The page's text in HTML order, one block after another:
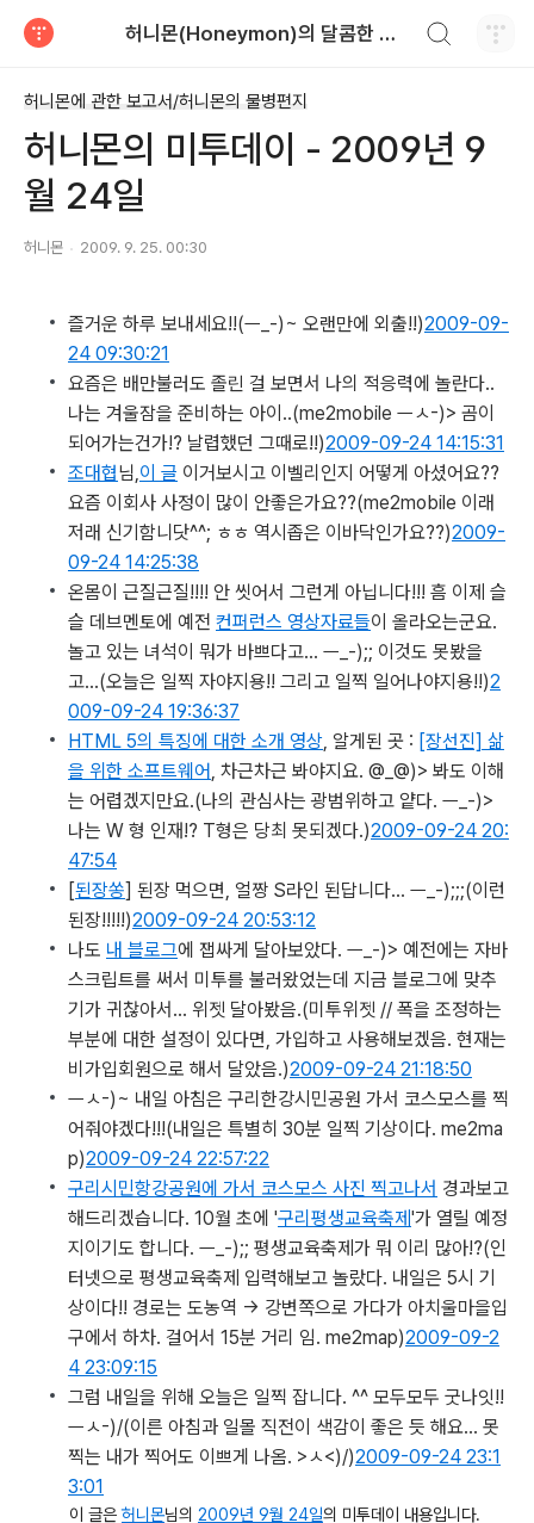
허니몬(Honeymon)의 달콤한 비행
허니몬에 관한 보고서/허니몬의 물병편지
허니몬의 미투데이 - 2009년 9
월 24일
허니몬 2009. 9. 25. 00:30
즐거운 하루 보내세요!!(ㅡ_-)~ 오랜만에 외출!!)2009-09-
24 09:30:21
요즘은 배만불러도 졸린 걸 보면서 나의 적응력에 놀란다..
나는 겨울잠을 준비하는 아이..(me2mobile ㅡㅅ-)> 곰이
되어가는건가!? 날렵했던 그때로!!)2009-09-24 14:15:31
조대협님,이 글 이거보시고 이벨리인지 어떻게 아셨어요??
요즘 이회사 사정이 많이 안좋은가요??(me2mobile 이래
저래 신기함니닷^^; ㅎㅎ 역시좁은 이바닥인가요??)2009-
09-24 14:25:38
온몸이 근질근질!!!! 안 씻어서 그런게 아닙니다!!! 흠 이제 슬
슬 데브멘토에 예전 컨퍼런스 영상자료들이 올라오는군요.
놀고 있는 녀석이 뭐가 바쁘다고… ㅡ_-);; 이것도 못봤을
고…(오늘은 일찍 자야지용!! 그리고 일찍 일어나야지용!!)2
009-09-24 19:36:37
HTML 5의 특징에 대한 소개 영상, 알게된 곳 : [장선진] 삶
을 위한 소프트웨어, 차근차근 봐야지요. @_@)> 봐도 이해
는 어렵겠지만요.(나의 관심사는 광범위하고 얕다. ㅡ_-)>
나는 W 형 인재!? T형은 당최 못되겠다.)2009-09-24 20:
47:54
[된장쏭] 된장 먹으면, 얼짱 S라인 된답니다… ㅡ_-);;;(이런
된장!!!!!)2009-09-24 20:53:12
나도 내 블로그에 잽싸게 달아보았다. ㅡ_-)> 예전에는 자바
스크립트를 써서 미투를 불러왔었는데 지금 블로그에 맞추
기가 귀찮아서… 위젯 달아봤음.(미투위젯 // 폭을 조정하는
부분에 대한 설정이 있다면, 가입하고 사용해보겠음. 현재는
비가입회원으로 해서 달았음.)2009-09-24 21:18:50
ㅡㅅ-)~ 내일 아침은 구리한강시민공원 가서 코스모스를 찍
어줘야겠다!!!(내일은 특별히 30분 일찍 기상이다. me2ma
p)2009-09-24 22:57:22
구리시민항강공원에 가서 코스모스 사진 찍고나서 경과보고
해드리겠습니다. 10월 초에 '구리평생교육축제'가 열릴 예정
지이기도 합니다. ㅡ_-);; 평생교육축제가 뭐 이리 많아!?(인
터넷으로 평생교육축제 입력해보고 놀랐다. 내일은 5시 기
상이다!! 경로는 도농역 -> 강변쪽으로 가다가 아치울마을입
구에서 하차. 걸어서 15분 거리 임. me2map)2009-09-2
4 23:09:15
그럼 내일을 위해 오늘은 일찍 잡니다. ^^ 모두모두 굿나잇!!
ㅡㅅ-)/(이른 아침과 일몰 직전이 색감이 좋은 듯 해요... 못
찍는 내가 찍어도 이쁘게 나옴. >ㅅ<)/)2009-09-24 23:1
3:01
이 글은허니몬님의 2009년 9월 24일의 미투데이 내용입니다.